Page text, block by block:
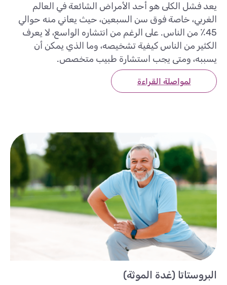
يعد فشل الكلى هو أحد الأمراض الشائعة في العالم
الغربي، خاصة فوق سن السبعين، حيث يعاني منه حوالي
45٪ من الناس. على الرغم من انتشاره الواسع، لا يعرف
الكثير من الناس كيفية تشخيصه، وما الذي يمكن أن
يسببه، ومتى يجب استشارة طبيب متخصص.
لمواصلة القراءة
البروستاتا (غدة الموثة)